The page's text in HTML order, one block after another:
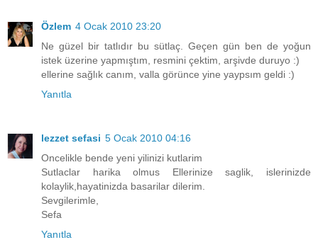
Özlem 4 Ocak 2010 23:20
Ne güzel bir tatlıdır bu sütlaç. Geçen gün ben de yoğun
istek üzerine yapmıştım, resmini çektim, arşivde duruyo :)
ellerine sağlık canım, valla görünce yine yaypsım geldi :)
Yanıtla
lezzet sefasi 5 Ocak 2010 04:16
Oncelikle bende yeni yilinizi kutlarim
Sutlaclar harika olmus Ellerinize saglik, islerinizde
kolaylik,hayatinizda basarilar dilerim.
Sevgilerimle,
Sefa
Yanıtla